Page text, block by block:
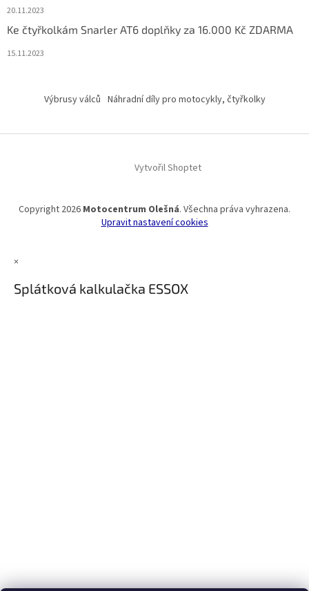
20.11.2023
Ke čtyřkolkám Snarler AT6 doplňky za 16.000 Kč ZDARMA
15.11.2023
Výbrusy válců Náhradní díly pro motocykly, čtyřkolky
Vytvořil Shoptet
Copyright 2026 Motocentrum Olešná. Všechna práva vyhrazena.
Upravit nastavení cookies
×
Splátková kalkulačka ESSOX